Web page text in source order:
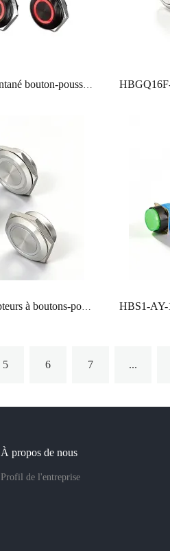
5 6 7 ...
À propos de nous
Profil de l'entreprise